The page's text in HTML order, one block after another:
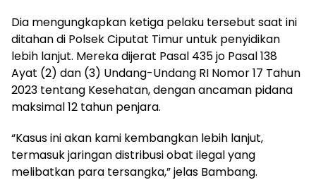
Dia mengungkapkan ketiga pelaku tersebut saat ini
ditahan di Polsek Ciputat Timur untuk penyidikan
lebih lanjut. Mereka dijerat Pasal 435 jo Pasal 138
Ayat (2) dan (3) Undang-Undang RI Nomor 17 Tahun
2023 tentang Kesehatan, dengan ancaman pidana
maksimal 12 tahun penjara.
“Kasus ini akan kami kembangkan lebih lanjut,
termasuk jaringan distribusi obat ilegal yang
melibatkan para tersangka,” jelas Bambang.